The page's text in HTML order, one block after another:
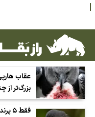
عقاب
بزرگ‌تر
فقط